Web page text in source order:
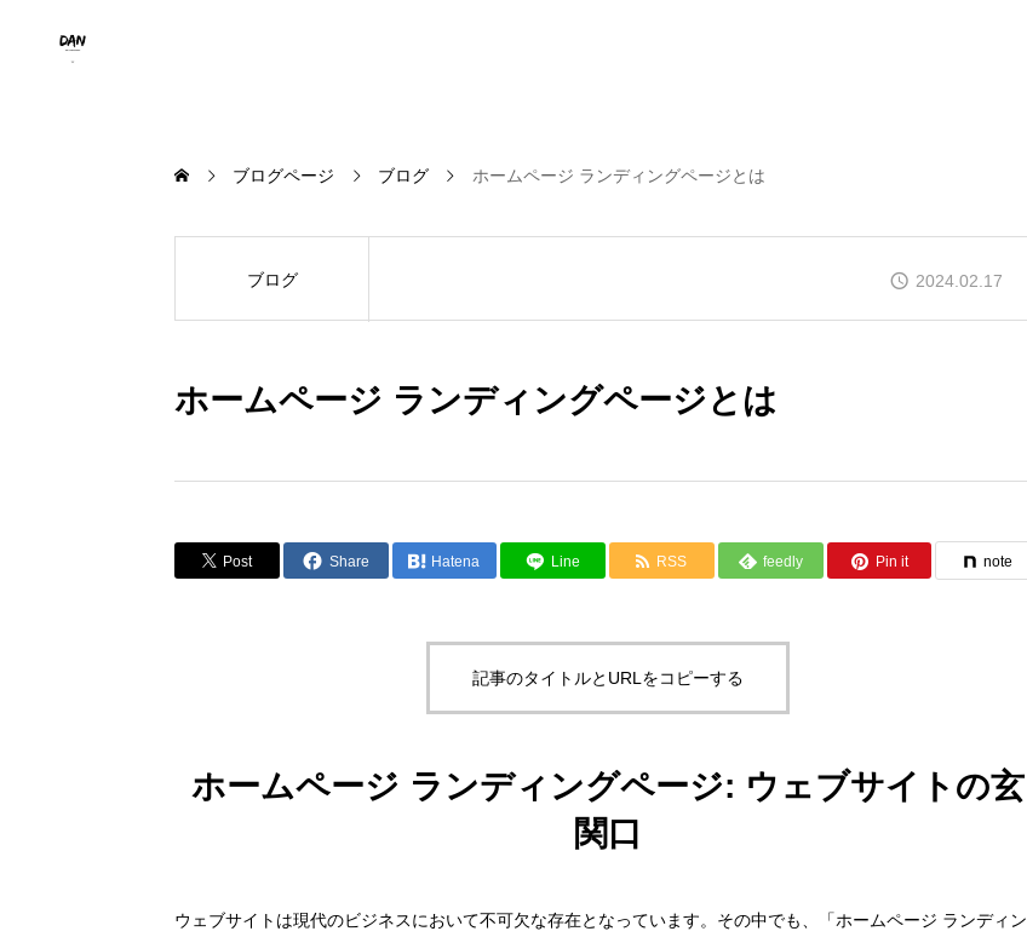
ブログページ ブログ ホームページ ランディングページとは
ブログ 2024.02.17
ホームページ ランディングページとは
Post Share Hatena Line RSS feedly Pin it note
記事のタイトルとURLをコピーする
ホームページ ランディングページ: ウェブサイトの玄
関口
ウェブサイトは現代のビジネスにおいて不可欠な存在となっています。その中でも、「ホームページ ランディン